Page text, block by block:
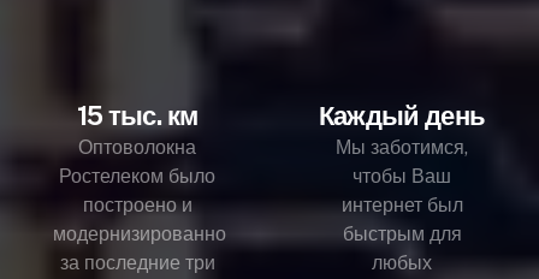
15 тыс. км
Оптоволокна
Ростелеком было
построено и
модернизированно
за последние три
Каждый день
Мы заботимся,
чтобы Ваш
интернет был
быстрым для
любых